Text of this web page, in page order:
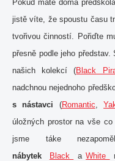
Pokud máte doma
jistě víte, že spoustu času
tvořivou činností. Pořiďte
přesně podle jeho
našich kolekcí (Black
nadchnou nejednoho
s nástavci (Romantic,
úložných prostor na vše
jsme táke
nábytek
Black aWhite